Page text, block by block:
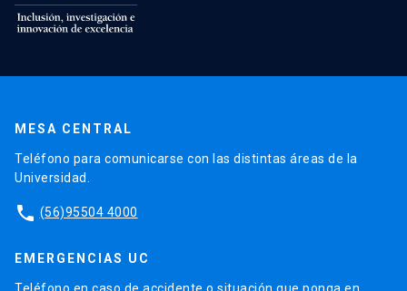
MESA CENTRAL
Teléfono para comunicarse con las distintas áreas de la
Universidad.
phone (56)95504 4000
EMERGENCIAS UC